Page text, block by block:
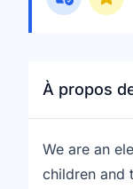
À propos
We are an
children and